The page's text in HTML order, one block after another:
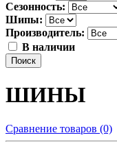
Сезонность:
Шипы:
Производитель:
В наличии
Поиск
ШИНЫ
Сравнение товаров (0)